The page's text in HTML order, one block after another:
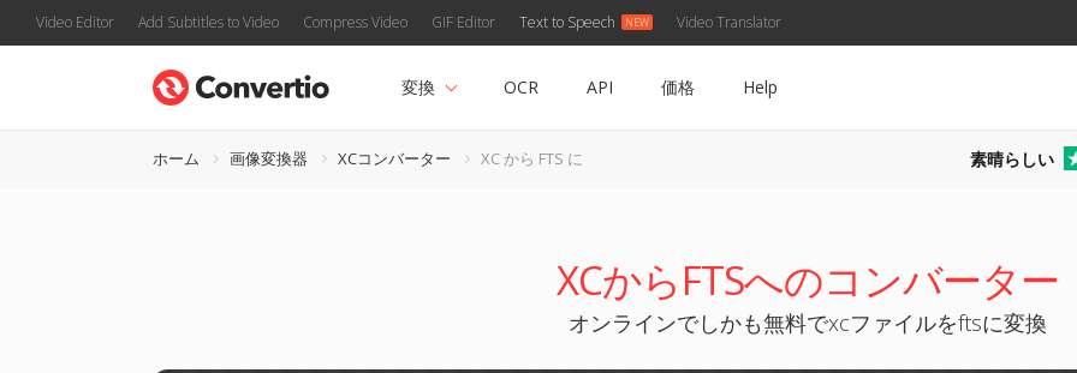
Video Editor Add Subtitles to Video Compress Video GIF Editor Text to Speech Video Translator
変換 OCR API 価格 Help
ホーム 画像変換器 XCコンバーター XC から FTS に 素晴らしい
XCからFTSへのコンバーター
オンラインでしかも無料でxcファイルをftsに変換